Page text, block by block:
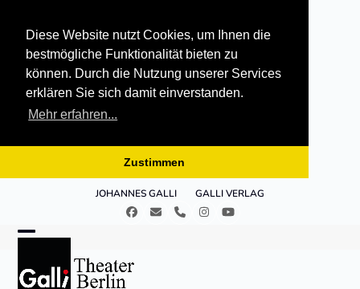
Diese Website nutzt Cookies, um Ihnen die
bestmögliche Funktionalität bieten zu
können. Durch die Nutzung unserer Services
erklären Sie sich damit einverstanden.
Mehr erfahren...
Zustimmen
JOHANNES GALLI GALLI VERLAG
Facebook
E- TelefonInstagramYouTube
mobile
mobile